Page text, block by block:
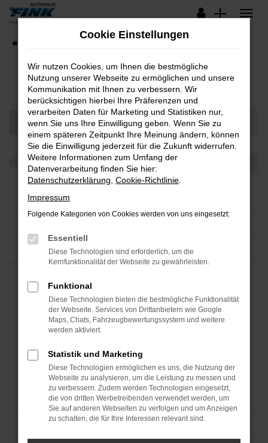
Zum
springen
Lagerfahrzeuge
Fahrzeug-Showroom
Cookie Einstellungen
Wir nutzen Cookies, um Ihnen die bestmögliche
Nutzung unserer Webseite zu ermöglichen und unsere
Kommunikation mit Ihnen zu verbessern. Wir
berücksichtigen hierbei Ihre Präferenzen und
verarbeiten Daten für Marketing und Statistiken nur,
wenn Sie uns Ihre Einwilligung geben. Wenn Sie zu
einem späteren Zeitpunkt Ihre Meinung ändern, können
Sie die Einwilligung jederzeit für die Zukunft widerrufen.
Weitere Informationen zum Umfang der
Datenverarbeitung finden Sie hier:
Datenschutzerklärung Cookie-Richtlinie
Impressum
Folgende Kategorien von Cookies werden von uns eingesetzt:
Essentiell
Diese Technologien sind erforderlich, um die
Kernfunktionalität der Webseite zu gewährleisten.
Funktional
Diese Technologien bieten die bestmögliche Funktionalität
der Webseite. Services von Drittanbietern wie Google
Maps, Chats, Fahrzeugbewertungssystem und weitere
werden aktiviert.
Statistik und Marketing
Diese Technologien ermöglichen es uns, die Nutzung der
Webseite zu analysieren, um die Leistung zu messen und
zu verbessern. Zudem werden Technologien eingesetzt,
die von dritten Werbetreibenden verwendet werden, um
Sie auf anderen Webseiten zu verfolgen und um Anzeigen
zu schalten, die für Ihre Interessen relevant sind.